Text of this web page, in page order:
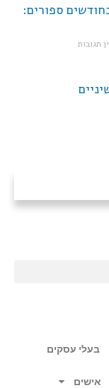
ספורים:
תגובות
בעלי עסקים
אישים